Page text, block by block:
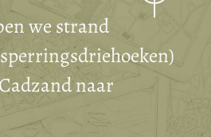
we strand
naar